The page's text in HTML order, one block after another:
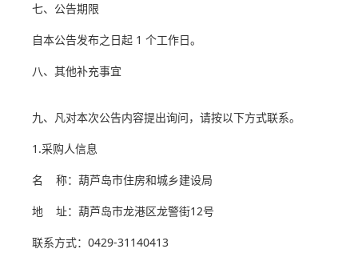
七、公告期限
自本公告发布之日起 1 个工作日。
八、其他补充事宜
九、凡对本次公告内容提出询问，请按以下方式联系。
1.采购人信息
名 称：葫芦岛市住房和城乡建设局
地 址：葫芦岛市龙港区龙警街12号
联系方式：0429-31140413